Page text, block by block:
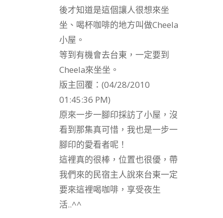
後才知道是這個讓人很想來坐
坐、喝杯咖啡的地方叫做Cheela
小屋。
等到有機會去台東，一定要到
Cheela來坐坐。
版主回覆：(04/28/2010
01:45:36 PM)
原來一步一腳印採訪了小屋，沒
看到那集真可惜，我也是一步一
腳印的愛看者呢！
這裡真的很棒，位置也很優，帶
我們來的民宿主人說來台東一定
要來這裡喝咖啡，享受夜生
活..^^